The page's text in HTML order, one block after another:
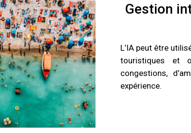
Gestion
L’IA peut être
touristiques et
congestions,
expérience.